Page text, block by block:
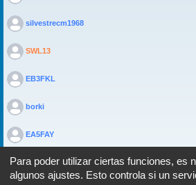
> silvestrecm1968
> SWL13
> EB3FKL
> borki
> EA5FAY
Portal Foro
Para poder utilizar ciertas funciones, es
algunos ajustes. Esto controla si un